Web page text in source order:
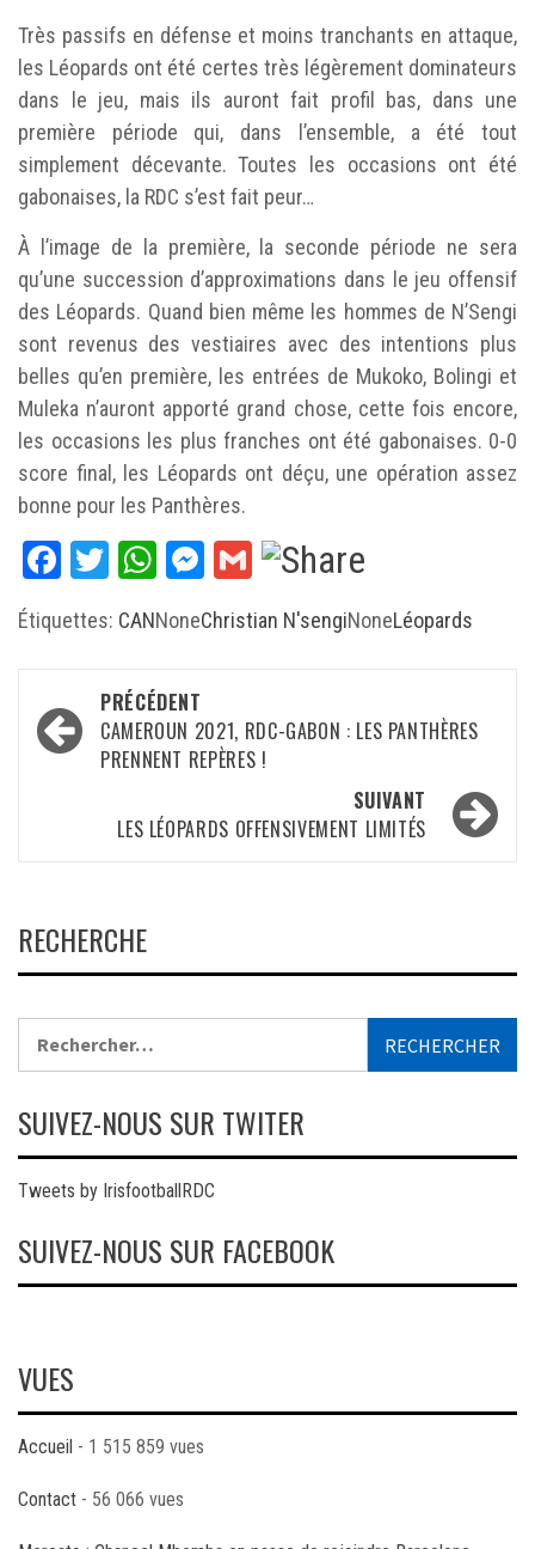
Très passifs en défense et moins tranchants en attaque,
les Léopards ont été certes très légèrement dominateurs
dans le jeu, mais ils auront fait profil bas, dans une
première période qui, dans l’ensemble, a été tout
simplement décevante. Toutes les occasions ont été
gabonaises, la RDC s’est fait peur…
À l’image de la première, la seconde période ne sera
qu’une succession d’approximations dans le jeu offensif
des Léopards. Quand bien même les hommes de N’Sengi
sont revenus des vestiaires avec des intentions plus
belles qu’en première, les entrées de Mukoko, Bolingi et
Muleka n’auront apporté grand chose, cette fois encore,
les occasions les plus franches ont été gabonaises. 0-0
score final, les Léopards ont déçu, une opération assez
bonne pour les Panthères.
Facebook
TwitterWhatsApp
Messenger
Gmail
Étiquettes: CANNoneChristian N'sengiNoneLéopards
Navigation
d’article
PRÉCÉDENT
CAMEROUN 2021, RDC-GABON : LES PANTHÈRES
PRENNENT REPÈRES !
SUIVANT
LES LÉOPARDS OFFENSIVEMENT LIMITÉS
RECHERCHE
SUIVEZ-NOUS SUR TWITER
Tweets by IrisfootballRDC
SUIVEZ-NOUS SUR FACEBOOK
VUES
Accueil - 1 515 859 vues
Contact - 56 066 vues